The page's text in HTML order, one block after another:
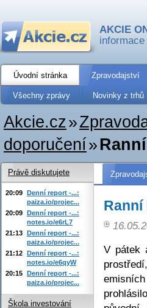
AKCIE
Úvodní stránka Zpravodajství
Všechny zprávy Novinky z trhů
Akcie.cz»
doporučení»
Ranní
V pátek
Právě diskutujete
20:09 Denní report -...:
paiza.io/projec...
20:09 Denní report -...:
notes.io/e6rL7
21:13 Denní report -...:
paiza.io/projec...
21:12 Denní report -...:
notes.io/e6qyW
20:15 Denní report -...:
paiza.io/projec...
Škola investování